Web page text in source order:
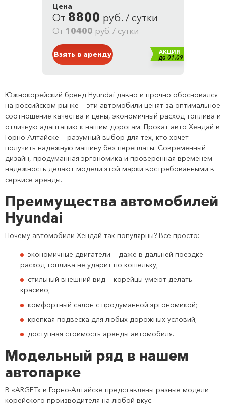
Привод: полный
Кузов: Внедорожник
Белый
Цена
От 8800 руб. / сутки
От10400руб. / сутки
Взять в аренду АКЦИЯ
до 01.09
Южнокорейский бренд Hyundai давно и прочно обосновался
на российском рынке — эти автомобили ценят за оптимальное
соотношение качества и цены, экономичный расход топлива и
отличную адаптацию к нашим дорогам. Прокат авто Хендай в
Горно-Алтайске — разумный выбор для тех, кто хочет
получить надежную машину без переплаты. Современный
дизайн, продуманная эргономика и проверенная временем
надежность делают модели этой марки востребованными в
сервисе аренды.
Преимущества автомобилей
Hyundai
Почему автомобили Хендай так популярны? Все просто:
экономичные двигатели — даже в дальней поездке
расход топлива не ударит по кошельку;
стильный внешний вид — корейцы умеют делать
красиво;
комфортный салон с продуманной эргономикой;
крепкая подвеска для любых дорожных условий;
доступная стоимость аренды автомобиля.
Модельный ряд в нашем
автопарке
В «ARGET» в Горно-Алтайске представлены разные модели
корейского производителя на любой вкус: